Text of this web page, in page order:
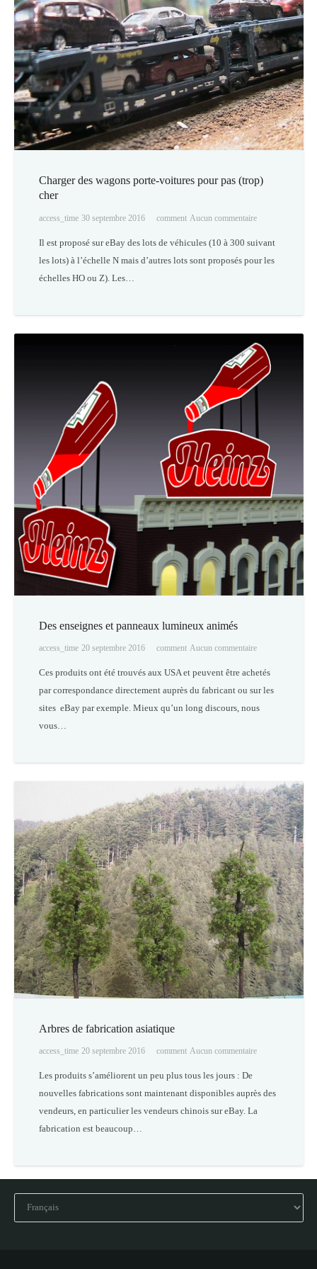
Charger des wagons porte-voitures pour pas (trop)
cher
access_time 30 septembre 2016 comment Aucun commentaire
Il est proposé sur eBay des lots de véhicules (10 à 300 suivant
les lots) à l’échelle N mais d’autres lots sont proposés pour les
échelles HO ou Z). Les…
Des enseignes et panneaux lumineux animés
access_time 20 septembre 2016 comment Aucun commentaire
Ces produits ont été trouvés aux USA et peuvent être achetés
par correspondance directement auprès du fabricant ou sur les
sites eBay par exemple. Mieux qu’un long discours, nous
vous…
Arbres de fabrication asiatique
access_time 20 septembre 2016 comment Aucun commentaire
Les produits s’améliorent un peu plus tous les jours : De
nouvelles fabrications sont maintenant disponibles auprès des
vendeurs, en particulier les vendeurs chinois sur eBay. La
fabrication est beaucoup…
une